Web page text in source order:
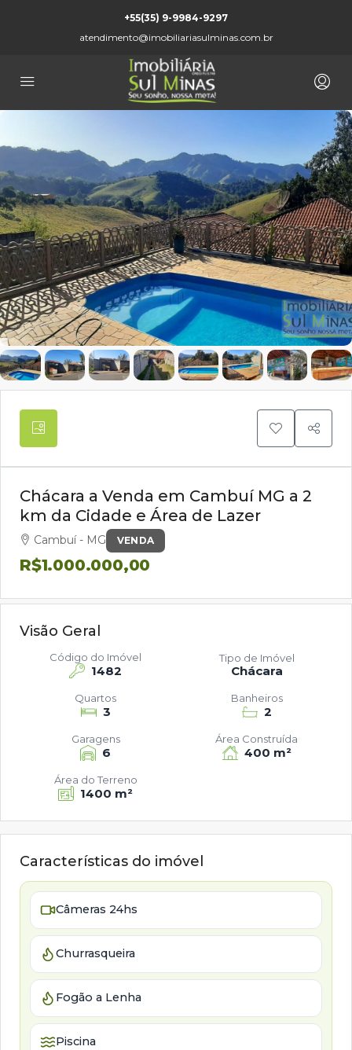
+55(35) 9-9984-9297
atendimento@imobiliariasulminas.com.br
VENDA
Chácara a Venda em Cambuí MG a 2
km da Cidade e Área de Lazer
Cambuí - MG
R$1.000.000,00
Visão Geral
1482
Código do Imóvel
Chácara
Tipo de Imóvel
3
Quartos
2
Banheiros
6
Garagens
400 m²
Área Construída
1400 m²
Área do Terreno
Características do imóvel
Câmeras 24hs
Churrasqueira
Fogão a Lenha
Piscina